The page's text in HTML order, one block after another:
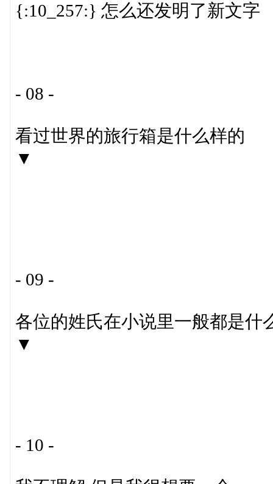
{:10_257:} 怎么还发明了新文字
- 08 -
看过世界的旅行箱是什么样的
▼
- 09 -
各位的姓氏在小说里一般都是什
▼
- 10 -